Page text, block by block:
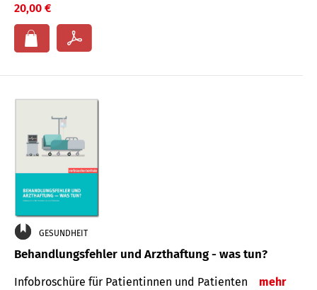
20,00 €
GESUNDHEIT
Behandlungsfehler und Arzthaftung - was tun?
Infobroschüre für Patientinnen und Patienten mehr